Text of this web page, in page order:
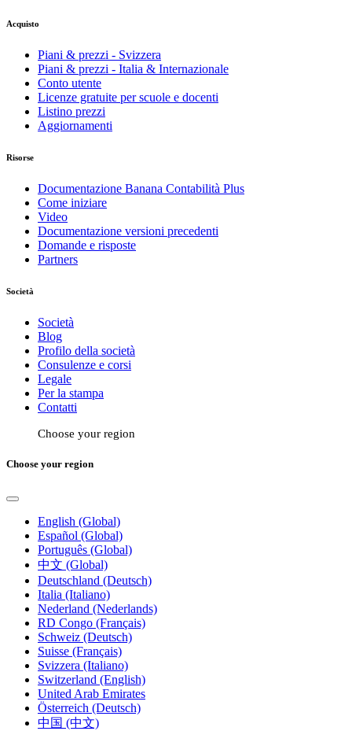
Acquisto
Piani & prezzi - Svizzera
Piani & prezzi - Italia & Internazionale
Conto utente
Licenze gratuite per scuole e docenti
Listino prezzi
Aggiornamenti
Risorse
Documentazione Banana Contabilità Plus
Come iniziare
Video
Documentazione versioni precedenti
Domande e risposte
Partners
Società
Società
Blog
Profilo della società
Consulenze e corsi
Legale
Per la stampa
Contatti
Choose your region
Choose your region
English (Global)
Español (Global)
Português (Global)
中文 (Global)
Deutschland (Deutsch)
Italia (Italiano)
Nederland (Nederlands)
RD Congo (Français)
Schweiz (Deutsch)
Suisse (Français)
Svizzera (Italiano)
Switzerland (English)
United Arab Emirates
Österreich (Deutsch)
中国 (中文)